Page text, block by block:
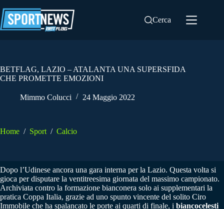
al
contenuto
Cerca
BETFLAG, LAZIO – ATALANTA UNA SUPERSFIDA
CHE PROMETTE EMOZIONI
Mimmo Colucci 24 Maggio 2022
Home / Sport / Calcio
Dopo l’Udinese ancora una gara interna per la Lazio. Questa volta si
gioca per disputare la ventitreesima giornata del massimo campionato.
Archiviata contro la formazione bianconera solo ai supplementari la
pratica Coppa Italia, grazie ad uno spunto vincente del solito Ciro
Immobile che ha spalancato le porte ai quarti di finale, i biancocelesti